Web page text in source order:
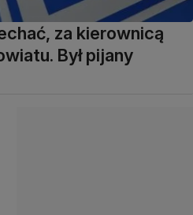
za kierownicą
Był pijany